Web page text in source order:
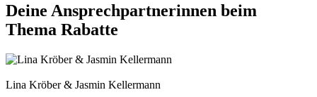
Deine Ansprechpartnerinnen beim
Thema Rabatte
Lina Kröber & Jasmin Kellermann